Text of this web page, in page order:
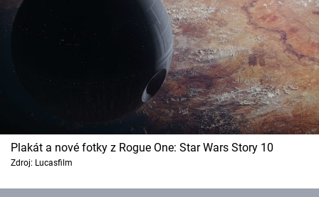
Plakát a nové fotky z Rogue One: Star Wars Story 10
Zdroj: Lucasfilm